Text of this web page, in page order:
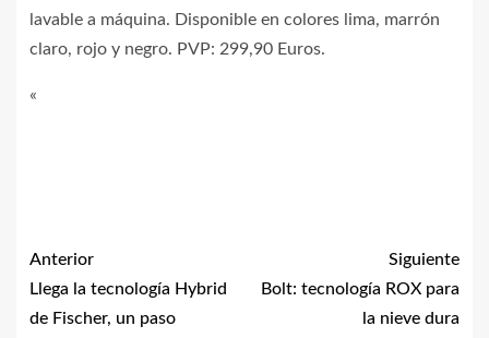
lavable a máquina. Disponible en colores lima, marrón
claro, rojo y negro. PVP: 299,90 Euros.
«
Anterior
Llega la tecnología Hybrid
de Fischer, un paso
Siguiente
Bolt: tecnología ROX para
la nieve dura